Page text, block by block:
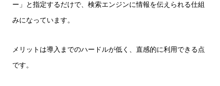
ー」と指定するだけで、検索エンジンに情報を伝えられる仕組
みになっています。
メリットは導入までのハードルが低く、直感的に利用できる点
です。